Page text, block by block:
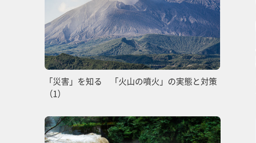
「災害」を知る 「火山の噴火」の実態と対策
（1）